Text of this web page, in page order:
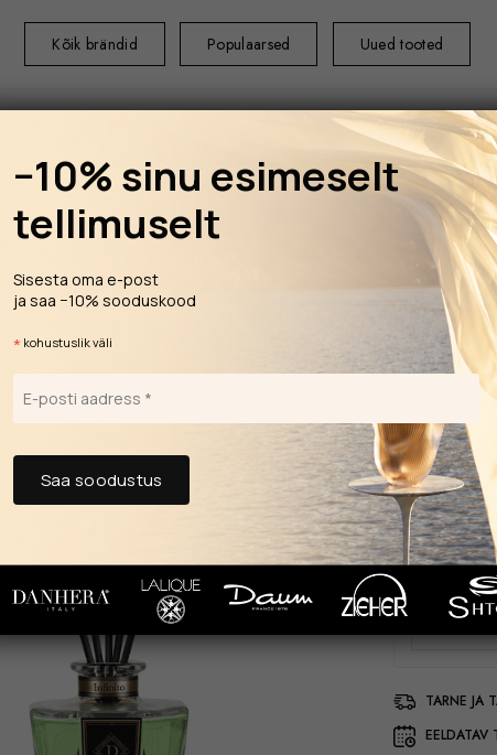
Kõik brändid Populaarsed Uued tooted
ESILEHT
Medium 250
DANHERA INFINITO
Lõhn
Sculpture
olfaktoorse
95,00€
TARNE JA
EELDATAV
−10% sinu esimeselt
tellimuselt
Sisesta oma e-post
ja saa −10% sooduskood
* kohustuslik väli